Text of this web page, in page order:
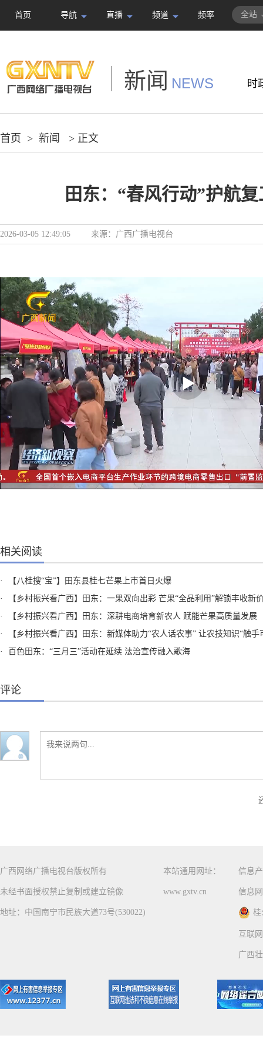
首页 导航 直播 频道 频率 全站
新闻 NEWS 时
首页 > 新闻 > 正文
田东：“春风行动”护航
2026-03-05 12:49:05 来源： 广西广播电视台
相关阅读
·
【八桂搜“宝”】田东县桂七芒果上市首日火爆
·
【乡村振兴看广西】田东：一果双向出彩 芒果“全品利用”解锁丰收新
·
【乡村振兴看广西】田东：深耕电商培育新农人 赋能芒果高质量发展
·
【乡村振兴看广西】田东：新媒体助力“农人话农事” 让农技知识“触手
·
百色田东：“三月三”活动在延续 法治宣传融入歌海
评论
广西网络广播电视台版权所有
未经书面授权禁止复制或建立镜像
地址：中国南宁市民族大道73号(530022)
本站通用网址：
www.gxtv.cn
信息
信息
桂
互联
广西